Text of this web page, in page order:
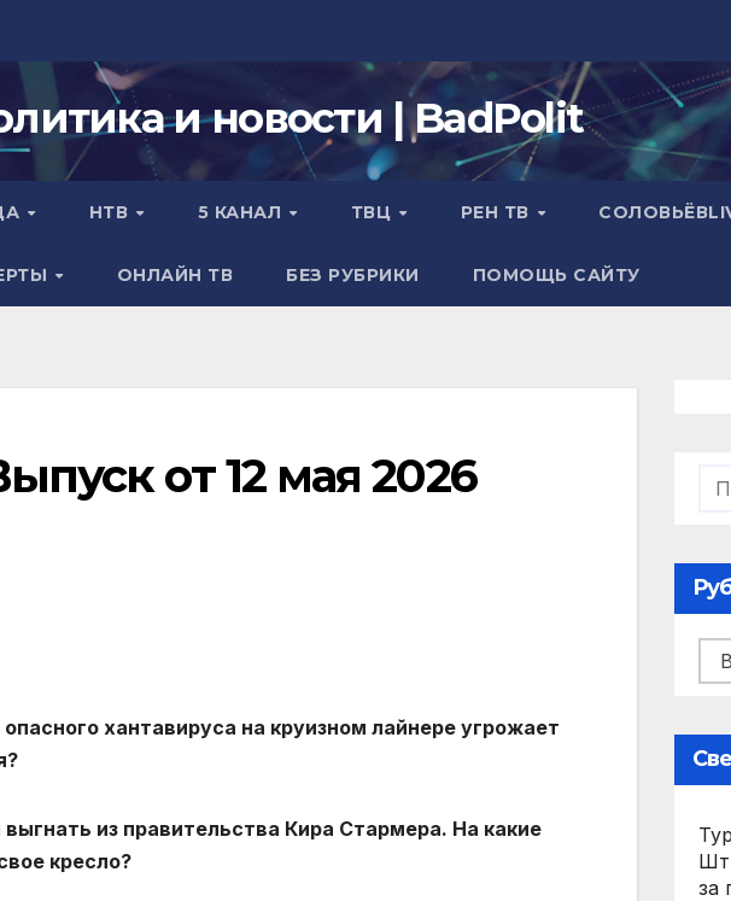
и новости | BadPolit
НТВ 5 КАНАЛ ТВЦ РЕН ТВ
ОНЛАЙН ТВ БЕЗ РУБРИКИ ПОМОЩЬ САЙТУ
от 12 мая 2026
хантавируса на круизном лайнере угрожает
из правительства Кира Стармера. На какие
кресло?
за